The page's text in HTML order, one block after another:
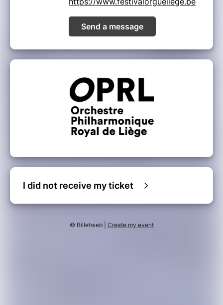
Send a message
I did not receive my ticket
© Billetweb | Create my event